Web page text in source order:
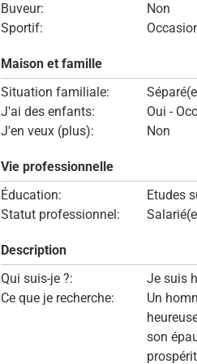
Buveur:
Non
Sportif:
Maison et famille
Situation familiale:
J'ai des enfants:
Oui -
J'en veux (plus):
Non
Vie professionnelle
Éducation:
Etudes
Statut professionnel:
Description
Qui suis-je ?:
Je suis
Ce que je recherche:
Un
son